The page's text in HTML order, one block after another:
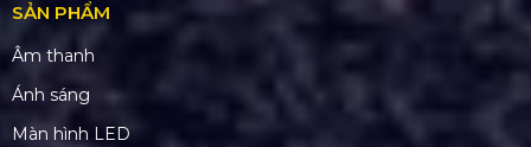
SẢN PHẨM
Âm thanh
Ánh sáng
Màn hình LED